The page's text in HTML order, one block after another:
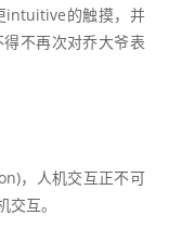
intuitive的触摸，并
不再次对乔大爷表
，人机交互正不可
互。